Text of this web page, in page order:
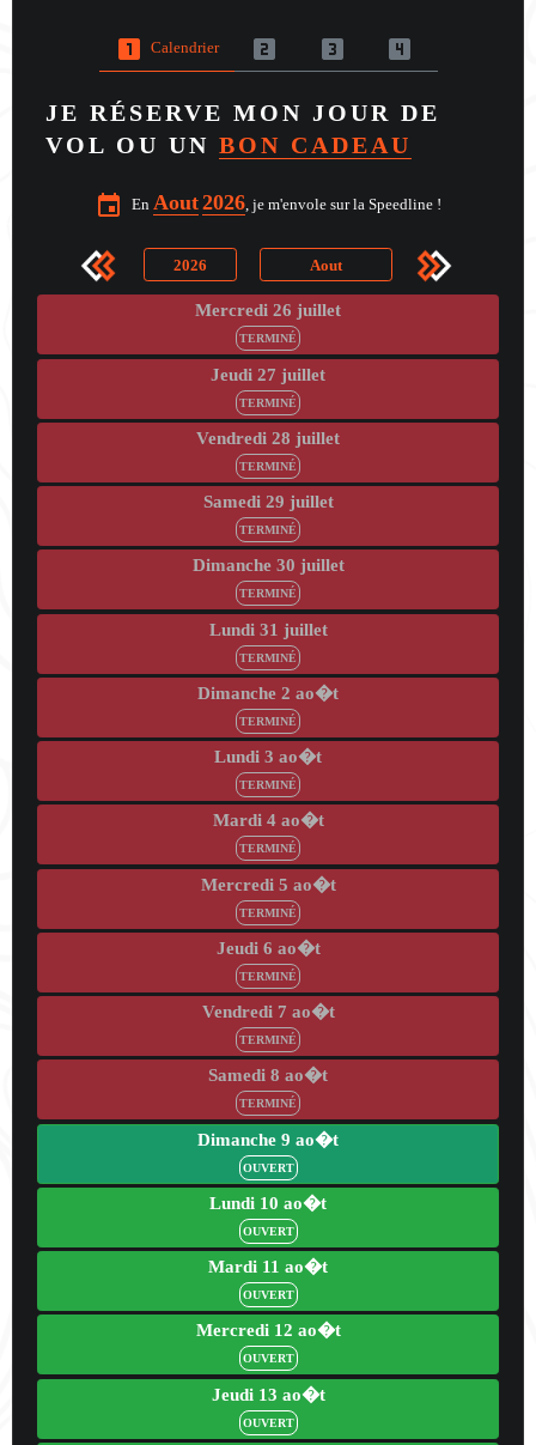
looks_one Calendrier looks_two looks_3 looks_4
JE RÉSERVE MON JOUR DE
VOL OU UNBON CADEAU
event En Aout2026, je m'envole sur la Speedline !
2026 Aout
Mercredi 26 juillet
TERMINÉ
Jeudi 27 juillet
TERMINÉ
Vendredi 28 juillet
TERMINÉ
Samedi 29 juillet
TERMINÉ
Dimanche 30 juillet
TERMINÉ
Lundi 31 juillet
TERMINÉ
Dimanche 2 ao�t
TERMINÉ
Lundi 3 ao�t
TERMINÉ
Mardi 4 ao�t
TERMINÉ
Mercredi 5 ao�t
TERMINÉ
Jeudi 6 ao�t
TERMINÉ
Vendredi 7 ao�t
TERMINÉ
Samedi 8 ao�t
TERMINÉ
Dimanche 9 ao�t
OUVERT
Lundi 10 ao�t
OUVERT
Mardi 11 ao�t
OUVERT
Mercredi 12 ao�t
OUVERT
Jeudi 13 ao�t
OUVERT